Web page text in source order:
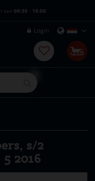
van 09:30 - 18:00
Login
s/2
2016